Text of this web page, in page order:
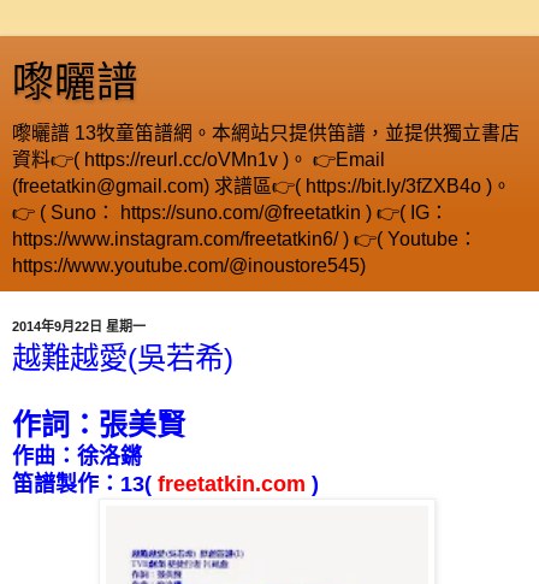
嚟曬譜
嚟曬譜 13牧童笛譜網。本網站只提供笛譜，並提供獨立書店
資料👉( https://reurl.cc/oVMn1v )。 👉Email
(freetatkin@gmail.com) 求譜區👉( https://bit.ly/3fZXB4o )。
👉 ( Suno： https://suno.com/@freetatkin ) 👉( IG：
https://www.instagram.com/freetatkin6/ ) 👉( Youtube：
https://www.youtube.com/@inoustore545)
2014年9月22日 星期一
越難越愛(吳若希)
作詞：張美賢
作曲：徐洛鏘
笛譜製作： 13( freetatkin.com )